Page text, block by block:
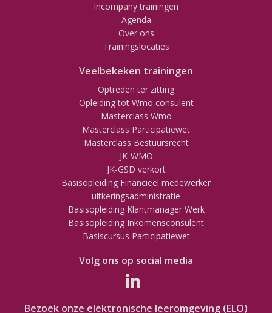
Incompany trainingen
Agenda
Over ons
Trainingslocaties
Veelbekeken trainingen
Optreden ter zitting
Opleiding tot Wmo consulent
Masterclass Wmo
Masterclass Participatiewet
Masterclass Bestuursrecht
JK-WMO
JK-GSD verkort
Basisopleiding Financieel medewerker
uitkeringsadministratie
Basisopleiding Klantmanager Werk
Basisopleiding Inkomensconsulent
Basiscursus Participatiewet
Volg ons op social media
Bezoek onze elektronische leeromgeving (ELO)